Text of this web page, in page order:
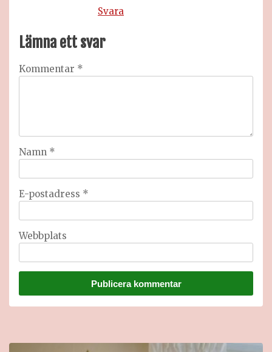
Svara
Lämna ett svar
Kommentar *
Namn *
E-postadress *
Webbplats